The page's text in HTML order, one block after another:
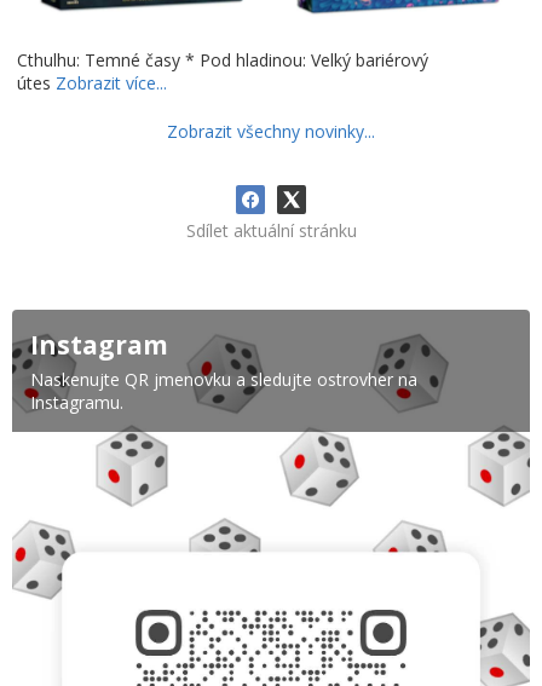
Cthulhu: Temné časy * Pod hladinou: Velký bariérový
útes Zobrazit více...
Zobrazit všechny novinky...
Sdílet aktuální stránku
Instagram
Naskenujte QR jmenovku a sledujte ostrovher na
Instagramu.